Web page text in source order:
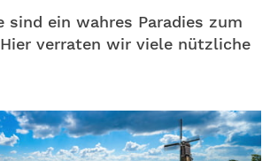
sind ein wahres Paradies zum
verraten wir viele nützliche